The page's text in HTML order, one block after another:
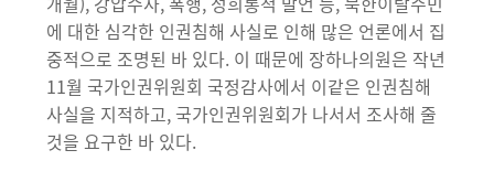
에 대한 심각한 인권침해 사실로 인해 많은 언론에서 집
중적으로 조명된 바 있다. 이 때문에 장하나의원은 작년
11월 국가인권위원회 국정감사에서 이같은 인권침해
사실을 지적하고, 국가인권위원회가 나서서 조사해 줄
것을 요구한 바 있다.